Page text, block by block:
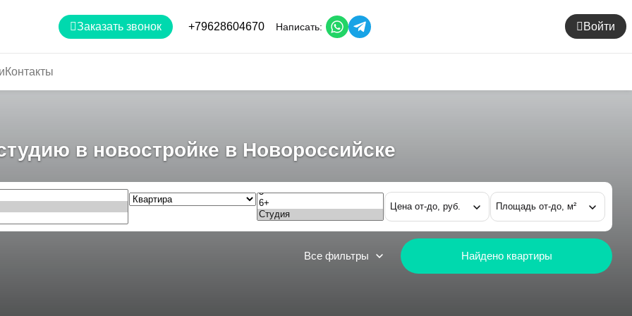
Заказать звонок +79628604670 Написать: Войти
Контакты
в новостройке в Новороссийске
Цена от-до, руб. Площадь от-до, м²
Найдено квартиры
Все фильтры